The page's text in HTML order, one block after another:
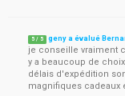
5 / 5 geny a évalué
je conseille vraiment
y a beaucoup de
délais d'expédition
magnifiques cadeaux